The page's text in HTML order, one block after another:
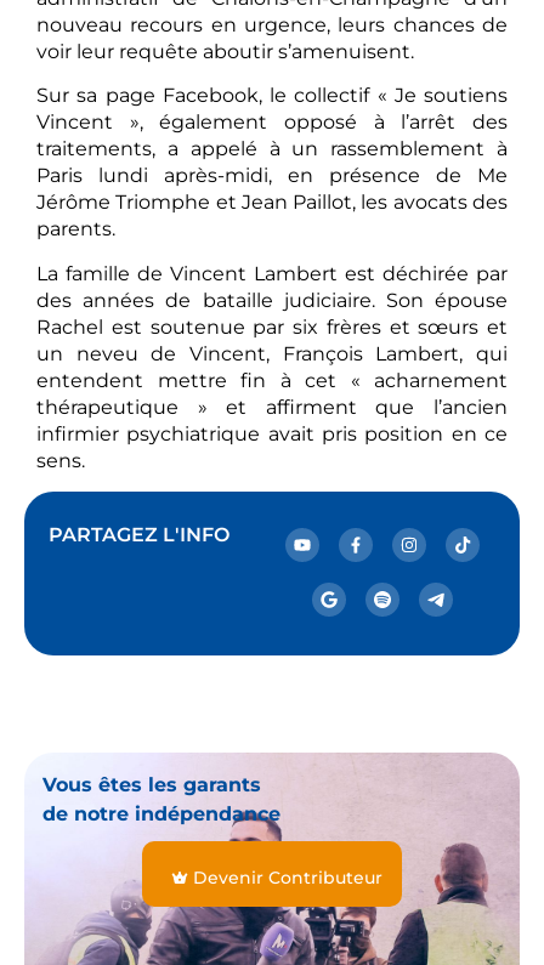
nouveau recours en urgence, leurs chances de
voir leur requête aboutir s’amenuisent.
Sur sa page Facebook, le collectif « Je soutiens
Vincent », également opposé à l’arrêt des
traitements, a appelé à un rassemblement à
Paris lundi après-midi, en présence de Me
Jérôme Triomphe et Jean Paillot, les avocats des
parents.
La famille de Vincent Lambert est déchirée par
des années de bataille judiciaire. Son épouse
Rachel est soutenue par six frères et sœurs et
un neveu de Vincent, François Lambert, qui
entendent mettre fin à cet « acharnement
thérapeutique » et affirment que l’ancien
infirmier psychiatrique avait pris position en ce
sens.
PARTAGEZ L'INFO
Vous êtes les garants
de notre indépendance
Devenir Contributeur